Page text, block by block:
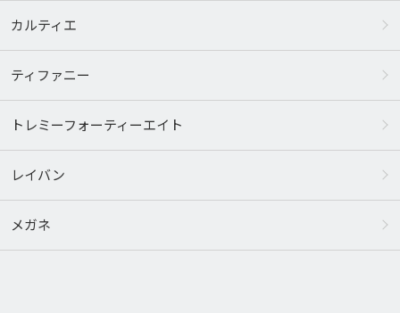
カルティエ
ティファニー
トレミーフォーティーエイト
レイバン
メガネ